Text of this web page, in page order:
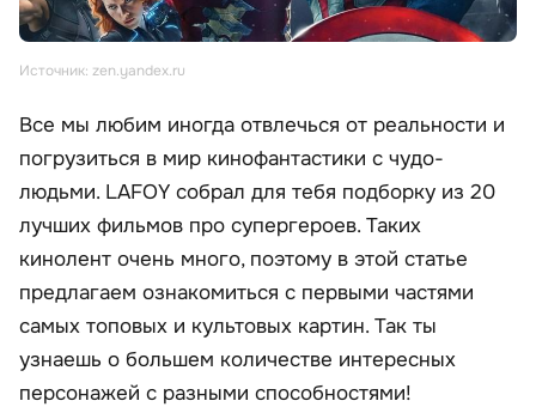
Источник: zen.yandex.ru
Все мы любим иногда отвлечься от реальности и
погрузиться в мир кинофантастики с чудо-
людьми. LAFOY собрал для тебя подборку из 20
лучших фильмов про супергероев. Таких
кинолент очень много, поэтому в этой статье
предлагаем ознакомиться с первыми частями
самых топовых и культовых картин. Так ты
узнаешь о большем количестве интересных
персонажей с разными способностями!